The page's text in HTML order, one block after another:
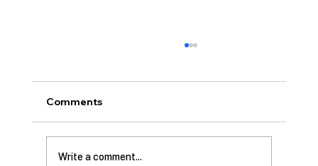
• 서대석 목자 단기 선교 8월 1일부터 13일까지
이스라엘 단기 선교를 다녀옵니다. 관심과 기도
부탁 드립니다. • 가정교회 평신도 세미나 등록
평신도 세미나가 어스틴 늘푸른교회에서 9월 25
일부터 27일까지 있습니다. 등록마감은 8월 7일
Comments
Write a comment...